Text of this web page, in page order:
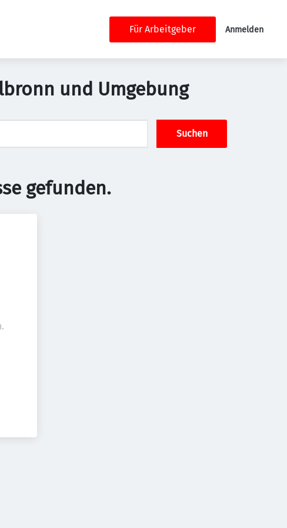
Für Arbeitgeber Anmelden
und Umgebung
Suchen
gefunden.